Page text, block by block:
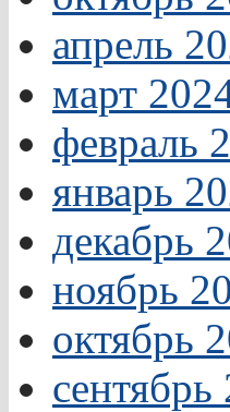
апрель
март
февраль
январь
декабрь
ноябрь
октябрь